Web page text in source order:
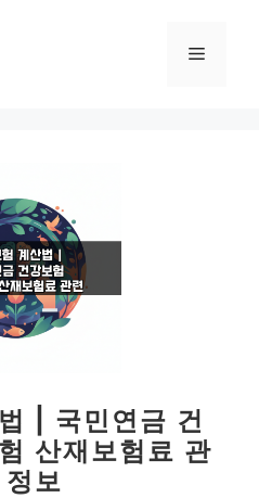
메
| 국민연금 건
산재보험료 관
정보